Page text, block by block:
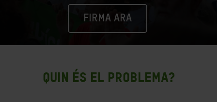
FIRMA ARA
QUIN ÉS EL PROBLEMA?